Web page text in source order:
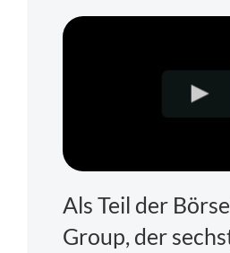
Als Teil der
Group, der